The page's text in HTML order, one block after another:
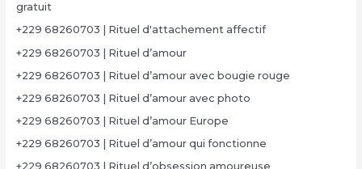
gratuit
+229 68260703 | Rituel d'attachement affectif
+229 68260703 | Rituel d’amour
+229 68260703 | Rituel d’amour avec bougie rouge
+229 68260703 | Rituel d’amour avec photo
+229 68260703 | Rituel d’amour Europe
+229 68260703 | Rituel d’amour qui fonctionne
+229 68260703 | Rituel d’obsession amoureuse